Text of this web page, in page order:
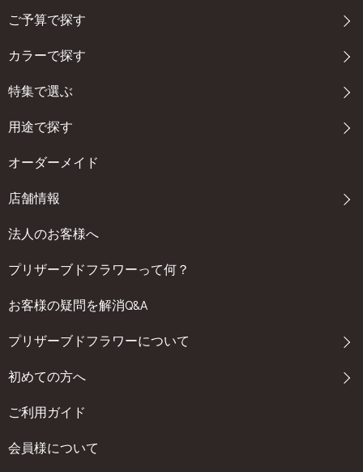
リザーブドフラワー３選！ 誓い-12本バラの花束-/プリザーブドフ
な言い伝えがあります。それぞれのバラには1本ずつ、「感謝、誠
実、幸福、信頼、希望、愛情、情熱、真実、尊敬、栄光、努力、
式、記念日でのプレゼントとして大変人気があります。大切な人
生日、いい夫婦の日、クリスマス、バレンタインデー、などの中
外して花瓶に飾れば素敵なインテリアフラワーとして長く楽しん
ワーフレームの中で美しく咲き誇る赤バラと、ナチュラルな花た
な日に人気のモチーフです。華やかなフレームアレンジは、サプ
としても喜ばれます。フレームの前面にはガラスを使用していま
より長くお花を楽しむことができます。 everlasting love /赤バラ50
遠」。「私の愛は永遠です」「あなたと永遠に共に過ごしたい」
プレゼントになるはず。もっとも大輪のバラ6輪には、愛のバラ
「お互いに敬い、愛し、分かち合いましょう」。2人が共に生きる
ご予算で探す
カラーで探す
特集で選ぶ
用途で探す
オーダーメイド
店舗情報
法人のお客様へ
プリザーブドフラワーって何？
お客様の疑問を解消Q&A
プリザーブドフラワーについて
初めての方へ
ご利用ガイド
会員様について